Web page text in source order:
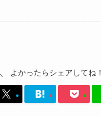
よかったらシェアしてね！